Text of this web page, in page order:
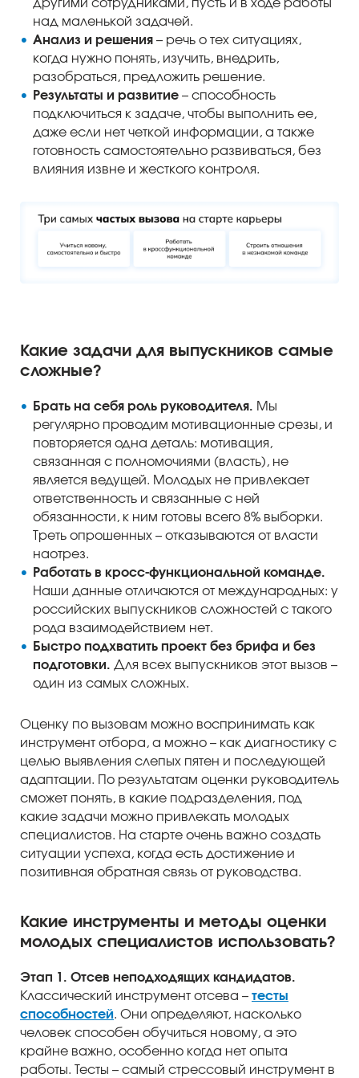
другими сотрудниками, пусть и в ходе работы
над маленькой задачей.
Анализ и решения – речь о тех ситуациях,
когда нужно понять, изучить, внедрить,
разобраться, предложить решение.
Результаты и развитие – способность
подключиться к задаче, чтобы выполнить ее,
даже если нет четкой информации, а также
готовность самостоятельно развиваться, без
влияния извне и жесткого контроля.
Какие задачи для выпускников самые
сложные?
Брать на себя роль руководителя. Мы
регулярно проводим мотивационные срезы, и
повторяется одна деталь: мотивация,
связанная с полномочиями (власть), не
является ведущей. Молодых не привлекает
ответственность и связанные с ней
обязанности, к ним готовы всего 8% выборки.
Треть опрошенных – отказываются от власти
наотрез.
Работать в кросс-функциональной команде.
Наши данные отличаются от международных: у
российских выпускников сложностей с такого
рода взаимодействием нет.
Быстро подхватить проект без брифа и без
подготовки. Для всех выпускников этот вызов –
один из самых сложных.
Оценку по вызовам можно воспринимать как
инструмент отбора, а можно – как диагностику с
целью выявления слепых пятен и последующей
адаптации. По результатам оценки руководитель
сможет понять, в какие подразделения, под
какие задачи можно привлекать молодых
специалистов. На старте очень важно создать
ситуации успеха, когда есть достижение и
позитивная обратная связь от руководства.
Какие инструменты и методы оценки
молодых специалистов использовать?
Этап 1. Отсев неподходящих кандидатов.
Классический инструмент отсева – тесты
способностей. Они определяют, насколько
человек способен обучиться новому, а это
крайне важно, особенно когда нет опыта
работы. Тесты – самый стрессовый инструмент в